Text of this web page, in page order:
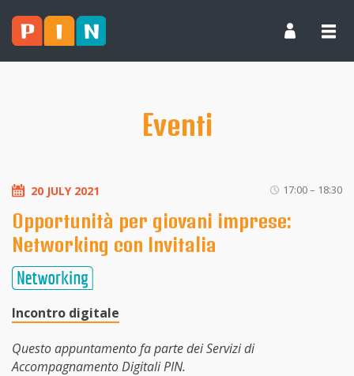
Eventi
20 JULY 2021 17:00 – 18:30
Opportunità per giovani imprese:
Networking con Invitalia
Incontro digitale
Questo appuntamento fa parte dei Servizi di
Accompagnamento Digitali PIN.